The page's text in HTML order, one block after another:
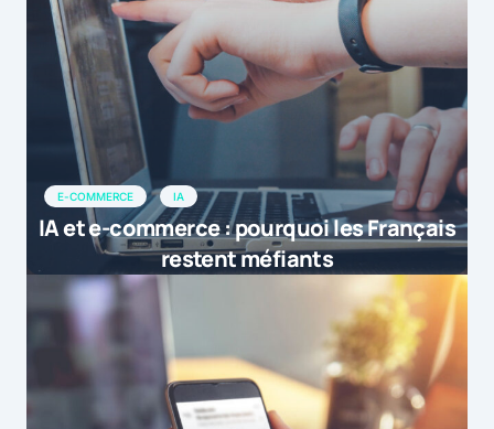
E-COMMERCE IA
IA et e-commerce : pourquoi les Français
restent méfiants